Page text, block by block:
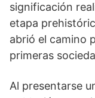
significación
etapa
abrió el camino
primeras
Al presentarse